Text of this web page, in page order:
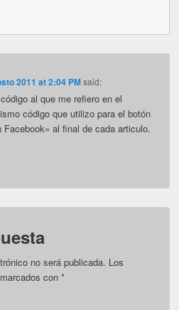
2011 at 2:04 PM said:
al que me refiero en el
código que utilizo para el botón
Facebook» al final de cada articulo.
no será publicada. Los
con*